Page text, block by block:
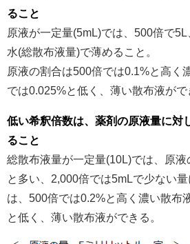
ること
原液が一定量(5mL)では、500倍で
水(総散布液量)で薄めること。
原液の割合は500倍では0.1%と高く
では0.025%と低く、薄い散布液がで
低い希釈倍数は、薬剤の原液量に対
ること
総散布液量が一定量(10L)では、原液
と多い、2,000倍では5mLで少ない
は、500倍では0.2%と高く濃い散布
と低く、薄い散布液ができる。